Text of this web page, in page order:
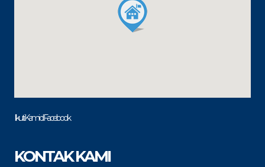
Ikuti Kami di Facebook
KONTAK KAMI